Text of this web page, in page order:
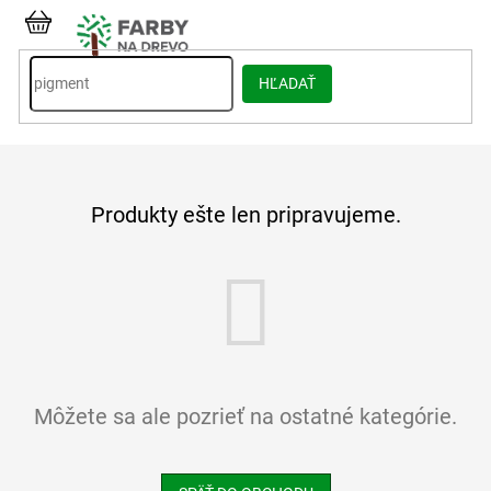
Prejsť
obsah
HĽADAŤ
NÁKUPNÝ
KOŠÍK
Produkty ešte len pripravujeme.
Môžete sa ale pozrieť na ostatné kategórie.